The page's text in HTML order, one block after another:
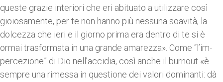
queste grazie interiori che eri abituato a utilizzare così
gioiosamente, per te non hanno più nessuna soavità, la
dolcezza che ieri e il giorno prima era dentro di te si è
ormai trasformata in una grande amarezza». Come “l’im-
percezione” di Dio nell’accidia, così anche il burnout «è
sempre una rimessa in questione dei valori dominanti: dà